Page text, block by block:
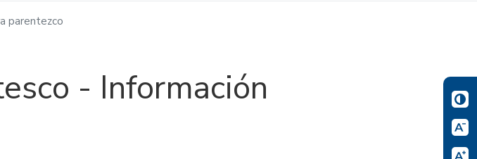
parentezco
- Información